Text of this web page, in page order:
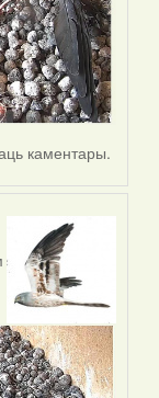
каментары.